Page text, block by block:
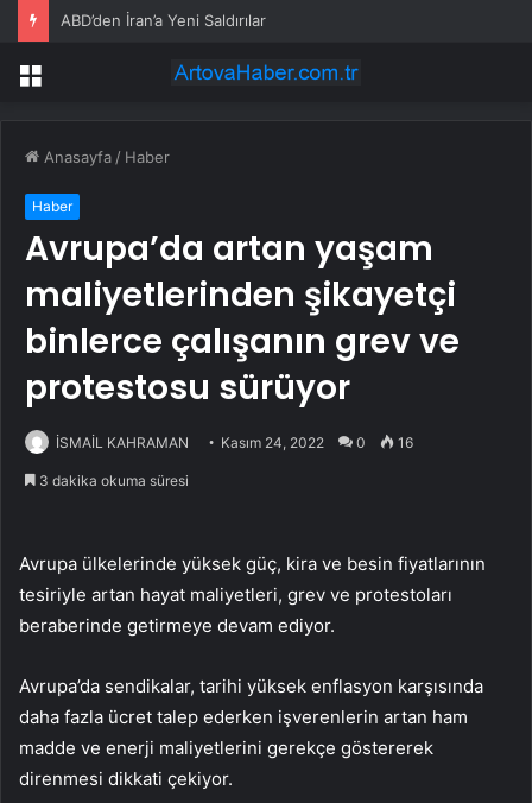
ABD’den İran’a Yeni Saldırılar
Menü
Anasayfa / Haber
Haber
Avrupa’da artan yaşam
maliyetlerinden şikayetçi
binlerce çalışanın grev ve
protestosu sürüyor
İSMAİL KAHRAMAN Kasım 24, 2022 0 16
3 dakika okuma süresi
Avrupa ülkelerinde yüksek güç, kira ve besin fiyatlarının
tesiriyle artan hayat maliyetleri, grev ve protestoları
beraberinde getirmeye devam ediyor.
Avrupa’da sendikalar, tarihi yüksek enflasyon karşısında
daha fazla ücret talep ederken işverenlerin artan ham
madde ve enerji maliyetlerini gerekçe göstererek
direnmesi dikkati çekiyor.